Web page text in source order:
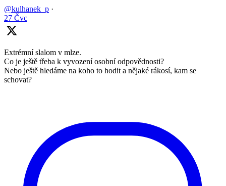
@kulhanek_p ·
27 Čvc
Extrémní slalom v mlze.
Co je ještě třeba k vyvození osobní odpovědnosti?
Nebo ještě hledáme na koho to hodit a nějaké rákosí, kam se
schovat?